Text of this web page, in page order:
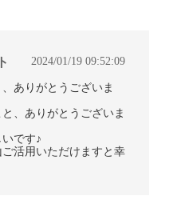
2024/01/19 09:52:09
ありがとうございま
、ありがとうございま
です♪
活用いただけますと幸